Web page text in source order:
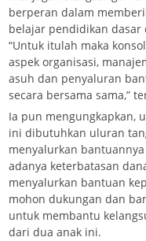
berperan dalam
belajar pendidikan dasar
“Untuk itulah maka
aspek organisasi,
asuh dan penyaluran
secara bersama sama,”
Ia pun mengungkapkan,
ini dibutuhkan uluran
menyalurkan
adanya keterbatasan
menyalurkan bantuan
mohon dukungan dan
untuk membantu
dari dua anak ini.